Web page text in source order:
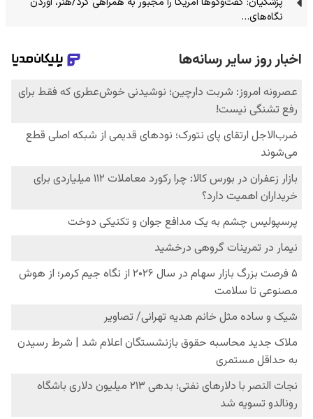
نگاه‌های…